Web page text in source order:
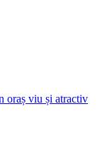
oraș viu și atractiv